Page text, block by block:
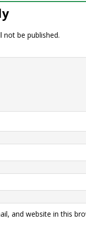
not be published.
and website in this